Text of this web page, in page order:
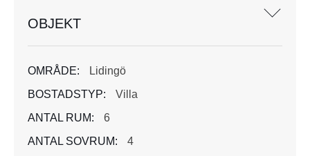
OBJEKT
OMRÅDE:
Lidingö
BOSTADSTYP:
Villa
ANTAL RUM:
6
ANTAL SOVRUM:
4